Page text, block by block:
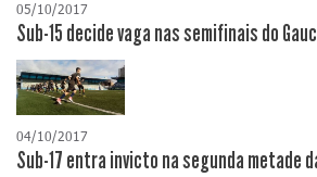
05/10/2017
Sub-15 decide vaga nas semifinais do
04/10/2017
Sub-17 entra invicto na segunda metade